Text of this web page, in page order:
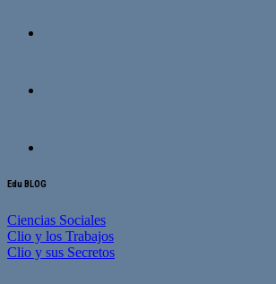
Edu BLOG
Ciencias Sociales
Clio y los Trabajos
Clio y sus Secretos